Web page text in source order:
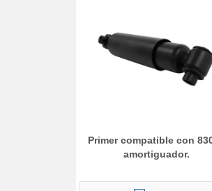
Primer compatible con
amortiguador.